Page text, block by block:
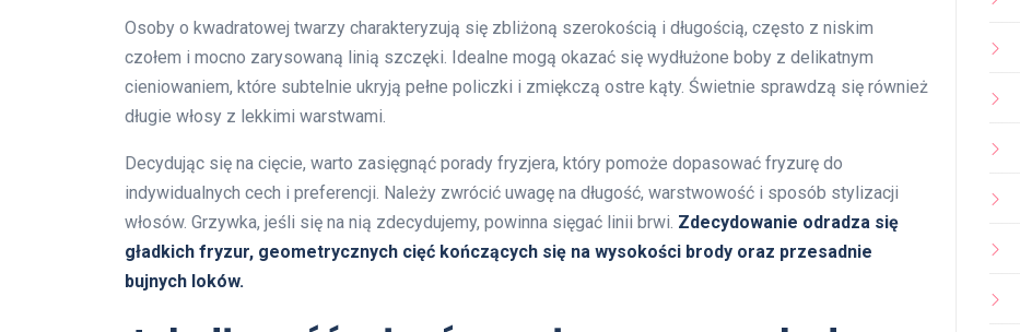
Osoby o kwadratowej twarzy charakteryzują się zbliżoną szerokością i długością, często z niskim
czołem i mocno zarysowaną linią szczęki. Idealne mogą okazać się wydłużone boby z delikatnym
cieniowaniem, które subtelnie ukryją pełne policzki i zmiękczą ostre kąty. Świetnie sprawdzą się również
długie włosy z lekkimi warstwami.
Decydując się na cięcie, warto zasięgnąć porady fryzjera, który pomoże dopasować fryzurę do
indywidualnych cech i preferencji. Należy zwrócić uwagę na długość, warstwowość i sposób stylizacji
włosów. Grzywka, jeśli się na nią zdecydujemy, powinna sięgać linii brwi. Zdecydowanie odradza się
gładkich fryzur, geometrycznych cięć kończących się na wysokości brody oraz przesadnie
bujnych loków.